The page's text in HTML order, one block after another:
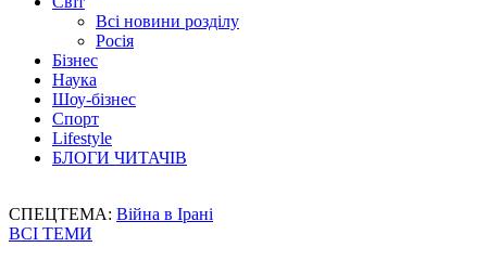
Всі новини розділу
Росія
Бізнес
Наука
Шоу-бізнес
Спорт
Lifestyle
БЛОГИ ЧИТАЧІВ
СПЕЦТЕМА: Війна в Ірані
ВСІ ТЕМИ